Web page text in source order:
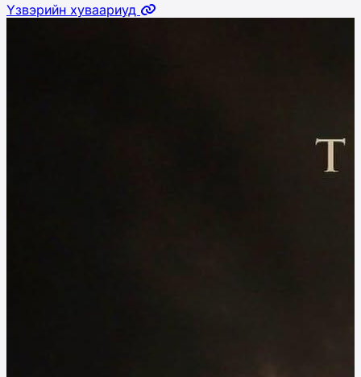
Үзвэрийн хуваариуд